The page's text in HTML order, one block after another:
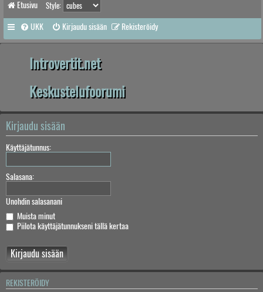
Etusivu Style:
UKK Kirjaudu sisään Rekisteröidy
Introvertit.net
Keskustelufoorumi
Kirjaudu sisään
Käyttäjätunnus:
Salasana:
Unohdin salasanani
Muista minut
Piilota käyttäjätunnukseni tällä kertaa
REKISTERÖIDY